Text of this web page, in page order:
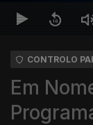
CONTROLO
Em